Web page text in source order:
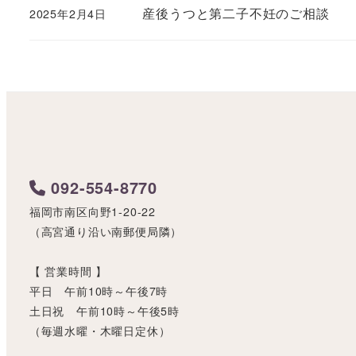
産後うつと第二子不妊のご相談
2025年2月4日
092-554-8770
福岡市南区向野1-20-22
（高宮通り沿い南郵便局隣）
【 営業時間 】
平日 午前10時～午後7時
土日祝 午前10時～午後5時
（毎週水曜・木曜日定休）